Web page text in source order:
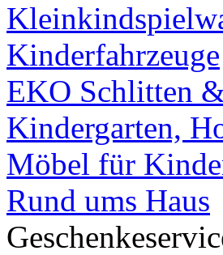
Kinderfahrzeuge
EKO Schlitten
Kindergarten,
Möbel für
Rund ums Haus